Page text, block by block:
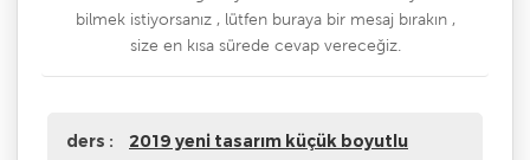
bilmek istiyorsanız , lütfen buraya bir mesaj bırakın ,
size en kısa sürede cevap vereceğiz.
ders :
2019 yeni tasarım küçük boyutlu